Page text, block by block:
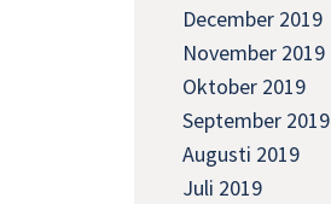
December 2019
November 2019
Oktober 2019
September 2019
Augusti 2019
Juli 2019